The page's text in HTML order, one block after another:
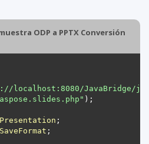
ODP a PPTX Conversión
localhost:8080/JavaBridge/
Presentation
SaveFormat